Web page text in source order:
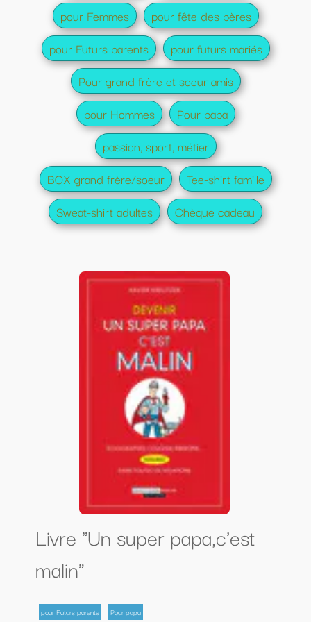
pour Femmes
pour fête des pères
pour Futurs parents
pour futurs mariés
Pour grand frère et soeur amis
pour Hommes
Pour papa
passion, sport, métier
BOX grand frère/soeur
Tee-shirt famille
Sweat-shirt adultes
Chèque cadeau
Livre "Un super papa,c'est
malin"
pour Futurs parents Pour papa